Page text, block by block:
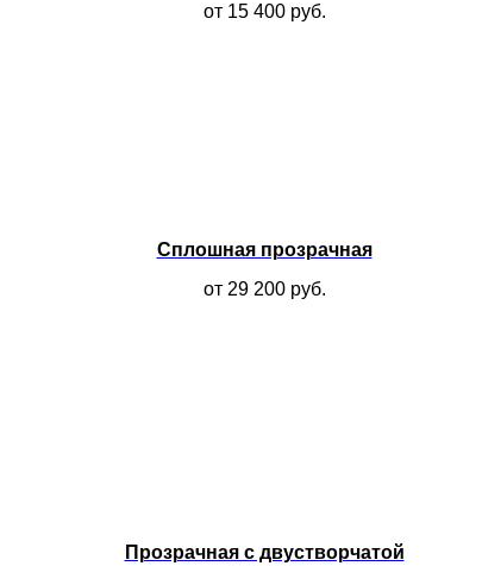
от 15 400 руб.
Сплошная прозрачная
от 29 200 руб.
Прозрачная с двустворчатой